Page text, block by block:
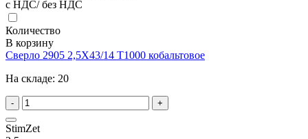
с НДС/ без НДС
Количество
В корзину
Сверло 2905 2,5X43/14 T1000 кобальтовое
На складе: 20
- +
StimZet